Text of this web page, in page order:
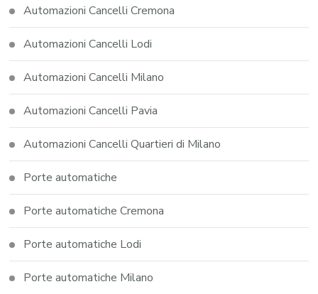
Automazioni Cancelli Cremona
Automazioni Cancelli Lodi
Automazioni Cancelli Milano
Automazioni Cancelli Pavia
Automazioni Cancelli Quartieri di Milano
Porte automatiche
Porte automatiche Cremona
Porte automatiche Lodi
Porte automatiche Milano